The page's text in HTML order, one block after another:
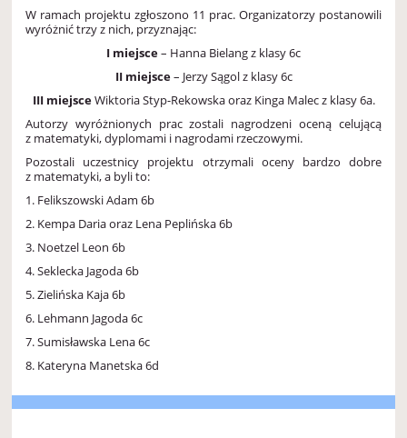
W ramach projektu zgłoszono 11 prac. Organizatorzy postanowili
wyróżnić trzy z nich, przyznając:
I miejsce– Hanna Bielang z klasy 6c
II miejsce– Jerzy Sągol z klasy 6c
III miejsceWiktoria Styp-Rekowska oraz Kinga Malec z klasy 6a.
Autorzy wyróżnionych prac zostali nagrodzeni oceną celującą
z matematyki, dyplomami i nagrodami rzeczowymi.
Pozostali uczestnicy projektu otrzymali oceny bardzo dobre
z matematyki, a byli to:
1. Felikszowski Adam 6b
2. Kempa Daria oraz Lena Peplińska 6b
3. Noetzel Leon 6b
4. Seklecka Jagoda 6b
5. Zielińska Kaja 6b
6. Lehmann Jagoda 6c
7. Sumisławska Lena 6c
8. Kateryna Manetska 6d